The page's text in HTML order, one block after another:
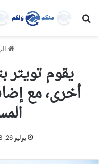
بحث عن
يقوم تويتر
أخرى، مع
يوليو 26, 2023